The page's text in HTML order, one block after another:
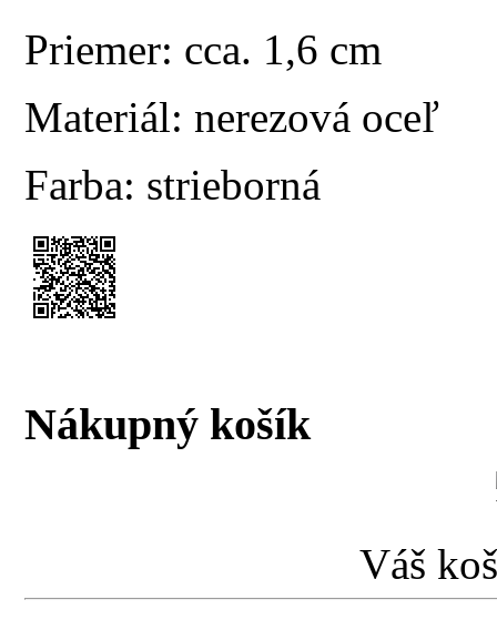
Priemer: cca. 1,6 cm
Materiál: nerezová oceľ
Farba: strieborná
Nákupný košík
Váš